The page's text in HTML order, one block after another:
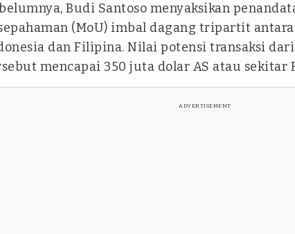
Budi Santoso menyaksikan
(MoU) imbal dagang tripartit
dan Filipina. Nilai potensi transaksi
mencapai 350 juta dolar AS atau sekitar
ADVERTISEMENT